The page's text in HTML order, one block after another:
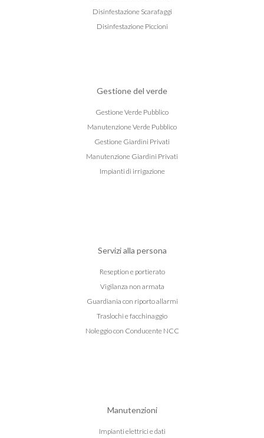
Disinfestazione Scarafaggi
Disinfestazione Piccioni
Gestione del verde
Gestione Verde Pubblico
Manutenzione Verde Pubblico
Gestione Giardini Privati
Manutenzione Giardini Privati
Impianti di irrigazione
Servizi alla persona
Reseption e portierato
Vigilanza non armata
Guardiania con riporto allarmi
Traslochi e facchinaggio
Noleggio con Conducente NCC
Manutenzioni
Impianti elettrici e dati